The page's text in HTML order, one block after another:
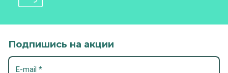
Подпишись на акции